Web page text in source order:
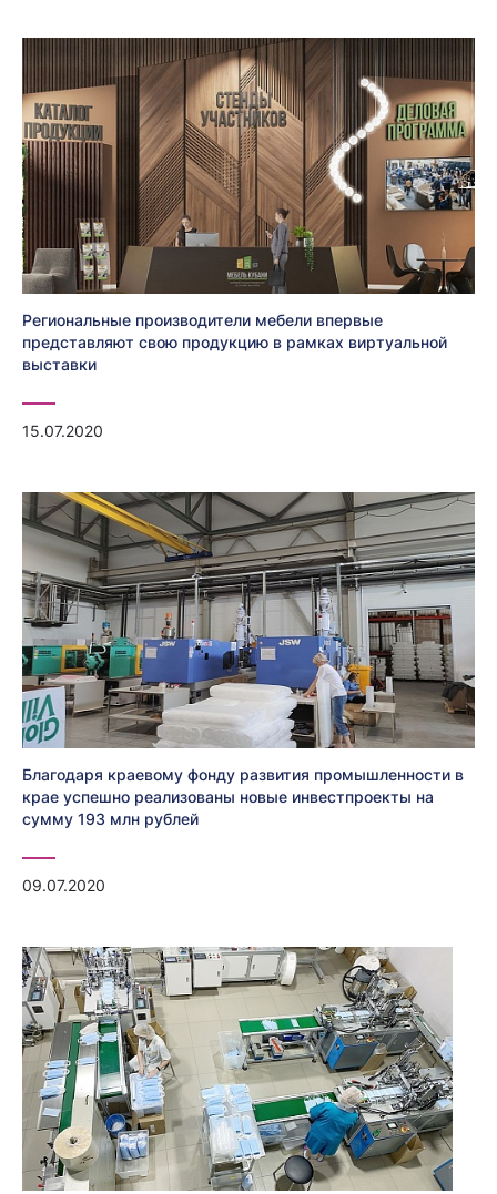
Региональные производители мебели впервые
представляют свою продукцию в рамках виртуальной
выставки
15.07.2020
Благодаря краевому фонду развития промышленности в
крае успешно реализованы новые инвестпроекты на
сумму 193 млн рублей
09.07.2020